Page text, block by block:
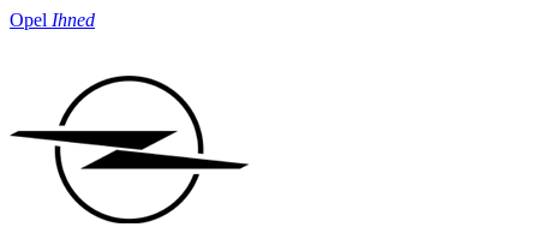
Opel Ihned